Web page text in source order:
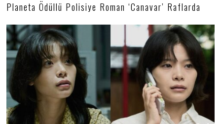
Planeta Ödüllü Polisiye Roman ‘Canavar’ Raflarda